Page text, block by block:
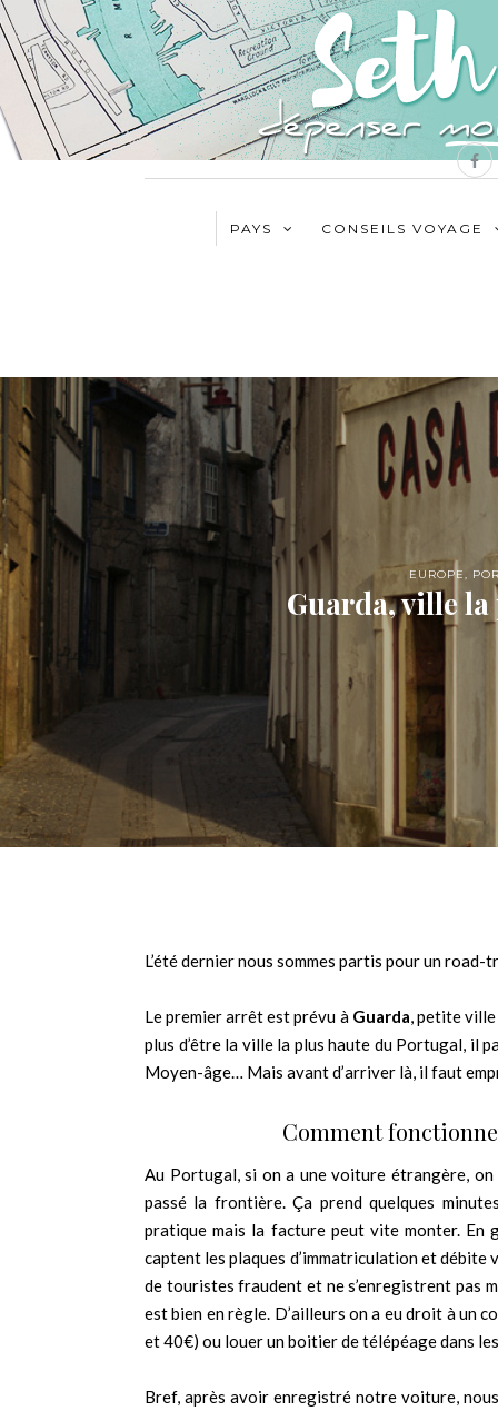
PAYS CONSEILS VOYAGE
EUROPE,
Guarda, ville
L’été dernier nous sommes partis pour un
Le premier arrêt est prévu à Guarda, petite
plus d’être la ville la plus haute du Portugal, il
Moyen-âge… Mais avant d’arriver là, il faut
Comment
Au Portugal, si on a une voiture étrangère,
passé la frontière. Ça prend quelques
pratique mais la facture peut vite monter. En
captent les plaques d’immatriculation et débite
de touristes fraudent et ne s’enregistrent pas
est bien en règle. D’ailleurs on a eu droit à un
et 40€) ou louer un boitier de télépéage dans
Bref, après avoir enregistré notre voiture,